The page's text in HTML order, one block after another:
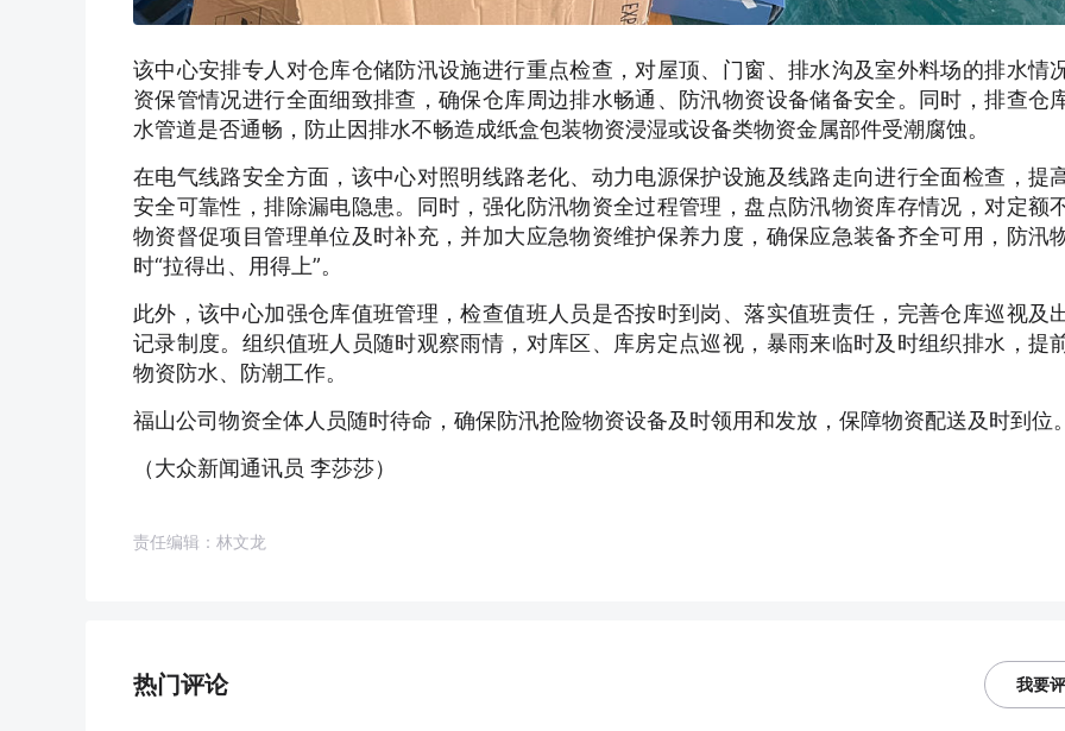
该中心安排专人对仓库仓储防汛设施进行重点检查，对屋顶、门窗、排水沟及室外料场的排水情
资保管情况进行全面细致排查，确保仓库周边排水畅通、防汛物资设备储备安全。同时，排查仓
水管道是否通畅，防止因排水不畅造成纸盒包装物资浸湿或设备类物资金属部件受潮腐蚀。
在电气线路安全方面，该中心对照明线路老化、动力电源保护设施及线路走向进行全面检查，提
安全可靠性，排除漏电隐患。同时，强化防汛物资全过程管理，盘点防汛物资库存情况，对定额
物资督促项目管理单位及时补充，并加大应急物资维护保养力度，确保应急装备齐全可用，防汛
时“拉得出、用得上”。
此外，该中心加强仓库值班管理，检查值班人员是否按时到岗、落实值班责任，完善仓库巡视及
记录制度。组织值班人员随时观察雨情，对库区、库房定点巡视，暴雨来临时及时组织排水，提
物资防水、防潮工作。
福山公司物资全体人员随时待命，确保防汛抢险物资设备及时领用和发放，保障物资配送及时到位
（大众新闻通讯员 李莎莎）
责任编辑：林文龙
热门评论 我要